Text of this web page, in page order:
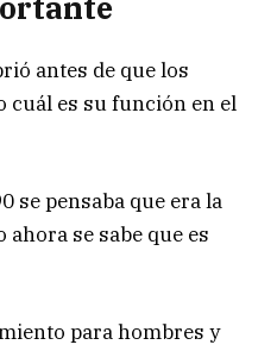
antes de que los
es su función en el
se pensaba que era la
se sabe que es
para hombres y